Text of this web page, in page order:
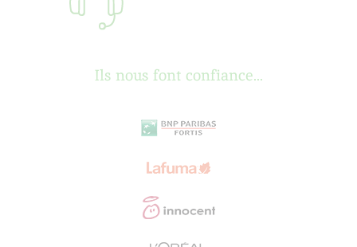
Ils nous font confiance...